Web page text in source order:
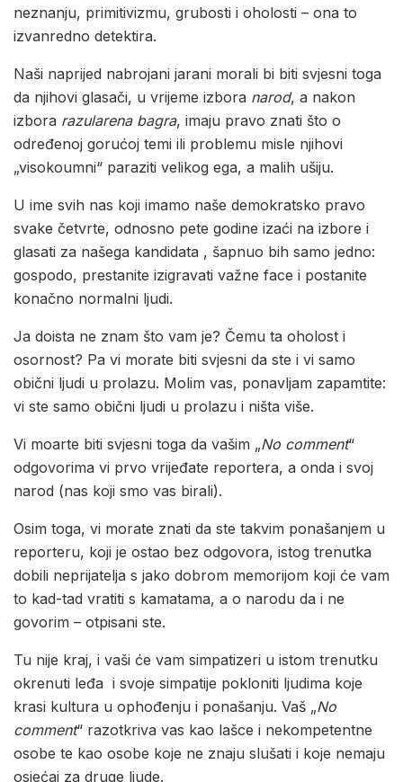
neznanju, primitivizmu, grubosti i oholosti – ona to
izvanredno detektira.
Naši naprijed nabrojani jarani morali bi biti svjesni toga
da njihovi glasači, u vrijeme izbora narod, a nakon
izbora razularena bagra, imaju pravo znati što o
određenoj gorućoj temi ili problemu misle njihovi
„visokoumni“ paraziti velikog ega, a malih ušiju.
U ime svih nas koji imamo naše demokratsko pravo
svake četvrte, odnosno pete godine izaći na izbore i
glasati za našega kandidata , šapnuo bih samo jedno:
gospodo, prestanite izigravati važne face i postanite
konačno normalni ljudi.
Ja doista ne znam što vam je? Čemu ta oholost i
osornost? Pa vi morate biti svjesni da ste i vi samo
obični ljudi u prolazu. Molim vas, ponavljam zapamtite:
vi ste samo obični ljudi u prolazu i ništa više.
Vi moarte biti svjesni toga da vašim „No comment“
odgovorima vi prvo vrijeđate reportera, a onda i svoj
narod (nas koji smo vas birali).
Osim toga, vi morate znati da ste takvim ponašanjem u
reporteru, koji je ostao bez odgovora, istog trenutka
dobili neprijatelja s jako dobrom memorijom koji će vam
to kad-tad vratiti s kamatama, a o narodu da i ne
govorim – otpisani ste.
Tu nije kraj, i vaši će vam simpatizeri u istom trenutku
okrenuti leđa i svoje simpatije pokloniti ljudima koje
krasi kultura u ophođenju i ponašanju. Vaš „No
comment“ razotkriva vas kao lašce i nekompetentne
osobe te kao osobe koje ne znaju slušati i koje nemaju
osjećaj za druge ljude.